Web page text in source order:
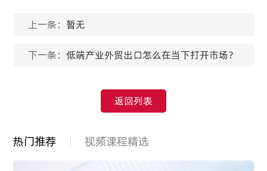
上一条： 暂无
下一条：低端产业外贸出口怎么在当下打开市场？
返回列表
热门推荐 视频课程精选